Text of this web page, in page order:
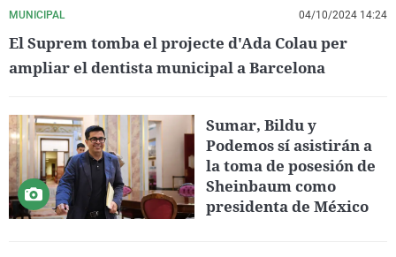
MUNICIPAL 04/10/2024 14:24
El Suprem tomba el projecte d'Ada Colau per
ampliar el dentista municipal a Barcelona
Sumar, Bildu y
Podemos sí asistirán a
la toma de posesión de
Sheinbaum como
presidenta de México